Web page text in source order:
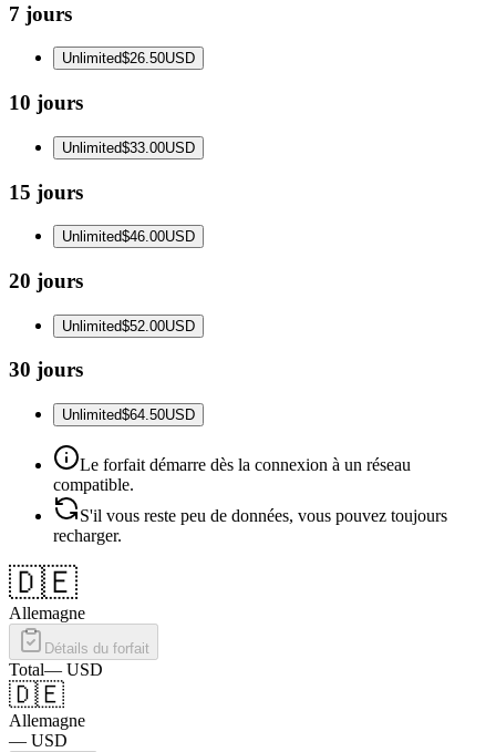
7 jours
Unlimited$26.50USD
10 jours
Unlimited$33.00USD
15 jours
Unlimited$46.00USD
20 jours
Unlimited$52.00USD
30 jours
Unlimited$64.50USD
Le forfait démarre dès la connexion à un réseau
compatible.
S'il vous reste peu de données, vous pouvez toujours
recharger.
🇩🇪
Allemagne
Détails du forfait
Total— USD
🇩🇪
Allemagne
— USD